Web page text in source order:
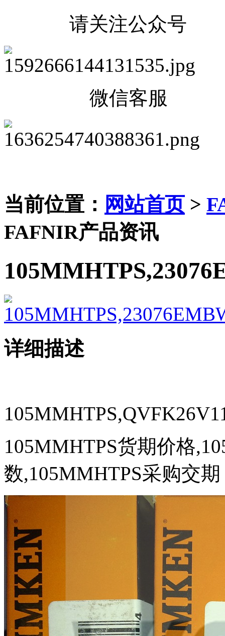
请关注公众号
微信客服
当前位置： 网站首页>
FAFNIR产品资讯
详细描述
105MMHTPS货期价格
数,105MMHTPS采购交期